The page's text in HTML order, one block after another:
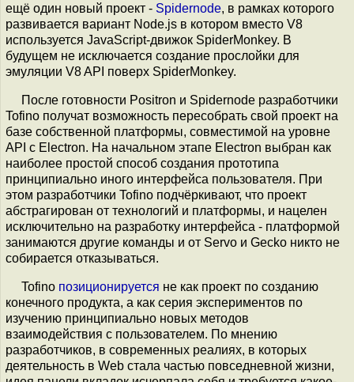
ещё один новый проект - Spidernode, в рамках которого
развивается вариант Node.js в котором вместо V8
используется JavaScript-движок SpiderMonkey. В
будущем не исключается создание прослойки для
эмуляции V8 API поверх SpiderMonkey.
После готовности Positron и Spidernode разработчики
Tofino получат возможность пересобрать свой проект на
базе собственной платформы, совместимой на уровне
API с Electron. На начальном этапе Electron выбран как
наиболее простой способ создания прототипа
принципиально иного интерфейса пользователя. При
этом разработчики Tofino подчёркивают, что проект
абстрагирован от технологий и платформы, и нацелен
исключительно на разработку интерфейса - платформой
занимаются другие команды и от Servo и Gecko никто не
собирается отказываться.
Tofino позиционируется не как проект по созданию
конечного продукта, а как серия экспериментов по
изучению принципиально новых методов
взаимодействия с пользователем. По мнению
разработчиков, в современных реалиях, в которых
деятельность в Web стала частью повседневной жизни,